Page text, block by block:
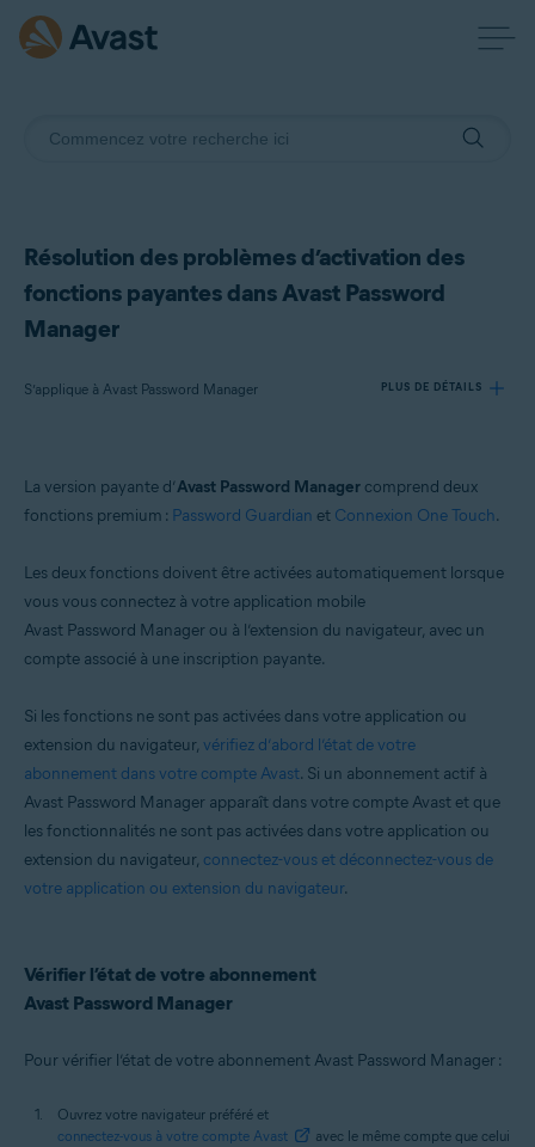
Résolution des problèmes d’activation des
fonctions payantes dans Avast Password
Manager
S’applique à Avast Password Manager PLUS DE DÉTAILS
Produits:
Avast Password Manager
Windows, macOS, Android, iOS
La version payante d’Avast Password Manager comprend deux
fonctions premium : Password Guardian et Connexion One Touch.
Les deux fonctions doivent être activées automatiquement lorsque
vous vous connectez à votre application mobile
Avast Password Manager ou à l’extension du navigateur, avec un
compte associé à une inscription payante.
Si les fonctions ne sont pas activées dans votre application ou
extension du navigateur, vérifiez d’abord l’état de votre
abonnement dans votre compte Avast. Si un abonnement actif à
Avast Password Manager apparaît dans votre compte Avast et que
les fonctionnalités ne sont pas activées dans votre application ou
extension du navigateur, connectez-vous et déconnectez-vous de
votre application ou extension du navigateur.
Vérifier l’état de votre abonnement
Avast Password Manager
Pour vérifier l’état de votre abonnement Avast Password Manager :
Ouvrez votre navigateur préféré et
connectez-vous à votre compte Avast
avec le même compte que celui